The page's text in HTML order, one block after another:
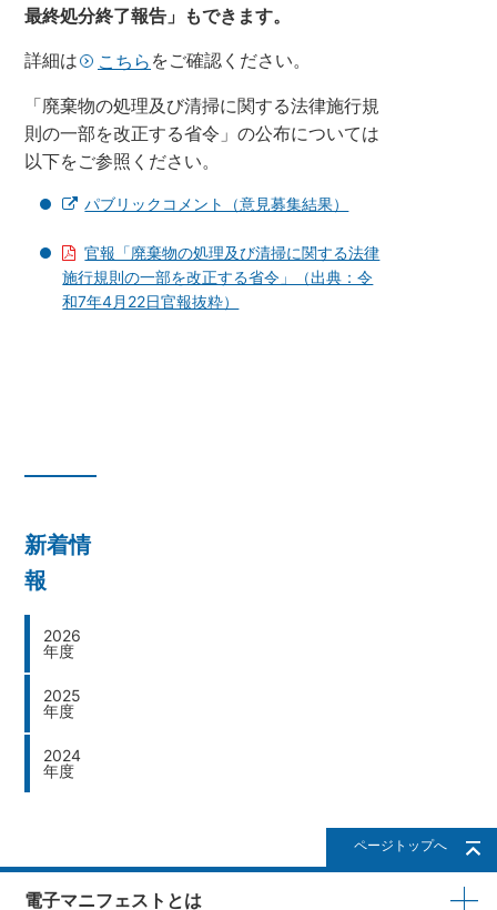
最終処分終了報告」もできます。
詳細は
こちら をご確認ください。
「廃棄物の処理及び清掃に関する法律施行規
則の一部を改正する省令」の公布については
以下をご参照ください。
パブリックコメント（意見募集結果）
官報「廃棄物の処理及び清掃に関する法律
施行規則の一部を改正する省令」（出典：令
和7年4月22日官報抜粋）
新着情
報
2026
年度
2025
年度
2024
年度
ページトップへ
電子マニフェストとは